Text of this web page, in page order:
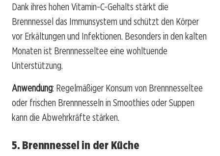
Dank ihres hohen Vitamin-C-Gehalts stärkt die
Brennnessel das Immunsystem und schützt den Körper
vor Erkältungen und Infektionen. Besonders in den kalten
Monaten ist Brennnesseltee eine wohltuende
Unterstützung.
Anwendung: Regelmäßiger Konsum von Brennnesseltee
oder frischen Brennnesseln in Smoothies oder Suppen
kann die Abwehrkräfte stärken.
5. Brennnessel in der Küche